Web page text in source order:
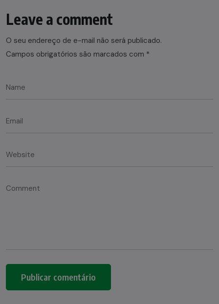
Leave a comment
O seu endereço de e-mail não será publicado.
Campos obrigatórios são marcados com *